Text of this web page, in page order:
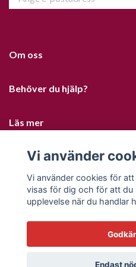
Om oss
Behöver du hjälp?
Läs mer
Sociala medier
© 2026 Sofias
Vi använder
Vi använder cookies för
visas för dig och för att du
upplevelse när du handlar
Endast